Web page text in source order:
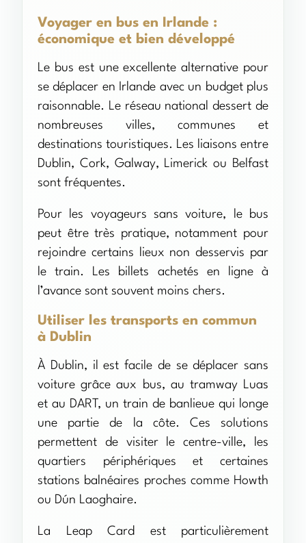
Voyager en bus en Irlande :
économique et bien développé
Le bus est une excellente alternative pour
se déplacer en Irlande avec un budget plus
raisonnable. Le réseau national dessert de
nombreuses villes, communes et
destinations touristiques. Les liaisons entre
Dublin, Cork, Galway, Limerick ou Belfast
sont fréquentes.
Pour les voyageurs sans voiture, le bus
peut être très pratique, notamment pour
rejoindre certains lieux non desservis par
le train. Les billets achetés en ligne à
l’avance sont souvent moins chers.
Utiliser les transports en commun
à Dublin
À Dublin, il est facile de se déplacer sans
voiture grâce aux bus, au tramway Luas
et au DART, un train de banlieue qui longe
une partie de la côte. Ces solutions
permettent de visiter le centre-ville, les
quartiers périphériques et certaines
stations balnéaires proches comme Howth
ou Dún Laoghaire.
La Leap Card est particulièrement